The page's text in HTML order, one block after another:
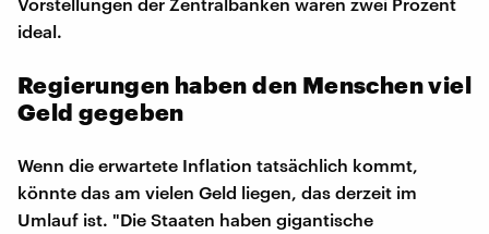
ideal.
Regierungen haben den Menschen viel
Geld gegeben
Wenn die erwartete Inflation tatsächlich kommt,
könnte das am vielen Geld liegen, das derzeit im
Umlauf ist. "Die Staaten haben gigantische